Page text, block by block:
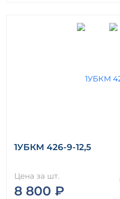
1УБКМ 426-9-12,5
Цена за шт.
8 800 ₽